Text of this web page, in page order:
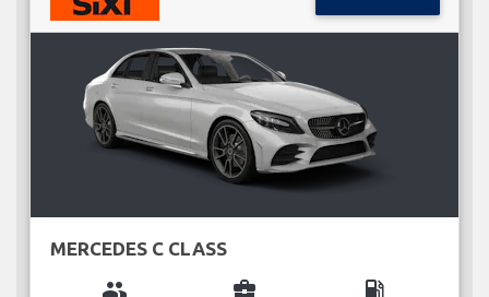
MERCEDES C CLASS
group business_center local_gas_station